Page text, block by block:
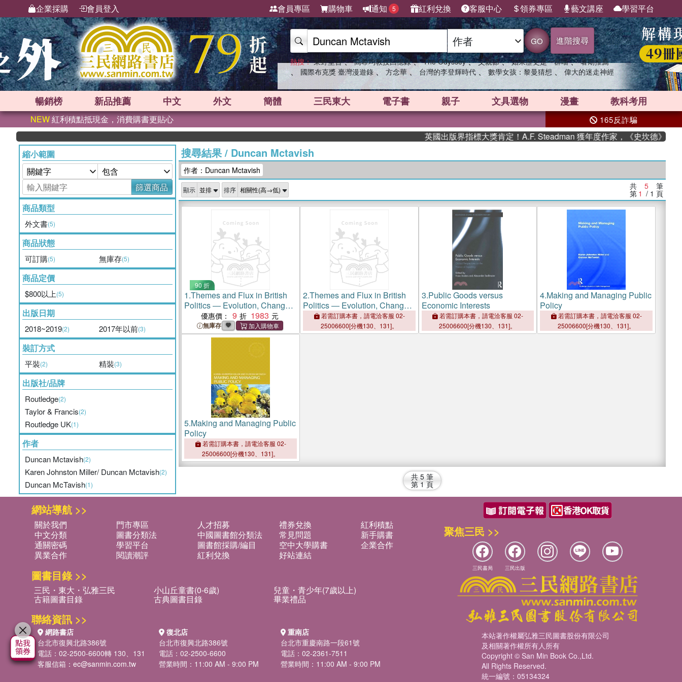
企業採購 會員登入 會員專區 購物車 通知 5 紅利兌換 客服中心 領券專區 藝文講座 學習平台
GO 進階搜尋
熱搜： 東野圭吾 、 高希均教授回憶錄 、 The Odyssey 、 父親節 、 如果歷史是一群喵 、 暑期推薦
、 國際布克獎 臺灣漫遊錄 、 方念華 、 台灣的李登輝時代 、 數學女孩：黎曼猜想 、 偉大的迷走神經
暢銷榜 新品推薦 中文 外文 簡體 三民東大 電子書 親子 文具選物 漫畫 教科考用
NEW紅利積點抵現金，消費購書更貼心 165反詐騙
英國出版界指標大獎肯定！A.F. Steadman 獲年度作家，《史坎德》系列帶
縮小範圍
篩選商品
商品類型
外文書(5)
商品狀態
可訂購(5) 無庫存(5)
商品定價
$800以上(5)
出版日期
2018~2019(2) 2017年以前(3)
裝訂方式
平裝(2) 精裝(3)
出版社/品牌
Routledge(2)
Taylor & Francis(2)
Routledge UK(1)
作者
Duncan Mctavish(2)
Karen Johnston Miller/ Duncan Mctavish(2)
Duncan McTavish(1)
搜尋結果/ Duncan Mctavish
作者：Duncan Mctavish
顯示 排序 共 5 筆
第 1 / 1 頁
90 折
1.Themes and Flux in British
Politics ― Evolution, Change
and Turbulence
優惠價： 9 1983
無庫存
2.Themes and Flux in British
Politics ― Evolution, Change
and Turbulence
若需訂購本書，請電洽客服 02-
25006600[分機130、131]。
3.Public Goods versus
Economic Interests
若需訂購本書，請電洽客服 02-
25006600[分機130、131]。
4.Making and Managing Public
Policy
若需訂購本書，請電洽客服 02-
25006600[分機130、131]。
5.Making and Managing Public
Policy
若需訂購本書，請電洽客服 02-
25006600[分機130、131]。
共 5 筆
第 1 頁
網站導航 >>
關於我們 門市專區 人才招募 禮券兌換
紅利積點
中文分類
圖書分類法 中國圖書館分類法 常見問題
新手購書
通關密碼
學習平台 圖書館採購/編目 空中大學購書
企業合作
異業合作
閱讀潮評 紅利兌換 好站連結
圖書目錄 >>
三民・東大・弘雅三民 小山丘童書(0-6歲) 兒童・青少年(7歲以上)
古籍圖書目錄 古典圖書目錄 畢業禮品
聯絡資訊 >>
網路書店
台北市復興北路386號
電話：02-2500-6600轉 130、131
客服信箱： ec@sanmin.com.tw
復北店
台北市復興北路386號
電話：02-2500-6600
營業時間：11:00 AM - 9:00 PM
重南店
台北市重慶南路一段61號
電話：02-2361-7511
營業時間：11:00 AM - 9:00 PM
聚焦三民 >>
三民書局 三民出版
本站著作權屬弘雅三民圖書股份有限公司
及相關著作權所有人所有
Copyright © San Min Book Co.,Ltd.
All Rights Reserved.
統一編號：05134324